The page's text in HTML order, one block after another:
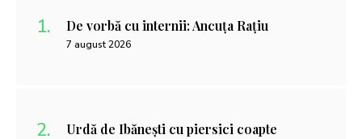
De vorbă cu internii: Ancuța Rațiu
7 august 2026
Urdă de Ibănești cu piersici coapte